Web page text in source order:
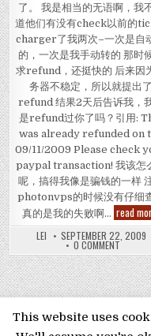
了。 我是相当的无语啊，我
道他们有没有check以前的
charger了我两次–一次是自
的，一次是我手动转的 那时
求refund，还挺快的 后来因
务器不稳定，所以就提出了
refund 结果2天后告诉我，
是refund过你了吗？引用:
was already refunded on
09/11/2009 Please check
paypal transaction! 我该怎
呢，搞得我像是骗钱的一样
photonvps的时候没有仔细
真的是我的失败啊… read
LEI SEPTEMBER 22, 2009
0 COMMENTON 请
This website uses